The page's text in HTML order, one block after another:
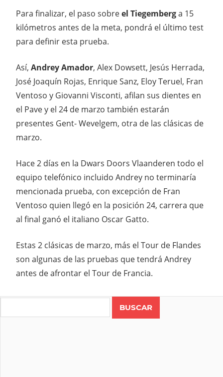
Para finalizar, el paso sobreel Tiegemberga 15
kilómetros antes de la meta, pondrá el último test
para definir esta prueba.
Así, Andrey Amador, Alex Dowsett, Jesús Herrada,
José Joaquín Rojas, Enrique Sanz, Eloy Teruel, Fran
Ventoso y Giovanni Visconti, afilan sus dientes en
el Pave y el 24 de marzo también estarán
presentes Gent- Wevelgem, otra de las clásicas de
marzo.
Hace 2 días en la Dwars Doors Vlaanderen todo el
equipo telefónico incluido Andrey no terminaría
mencionada prueba, con excepción de Fran
Ventoso quien llegó en la posición 24, carrera que
al final ganó el italiano Oscar Gatto.
Estas 2 clásicas de marzo, más el Tour de Flandes
son algunas de las pruebas que tendrá Andrey
antes de afrontar el Tour de Francia.